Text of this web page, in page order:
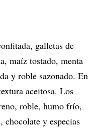
galletas de
maíz tostado, menta
y roble sazonado. En
aceitosa. Los
roble, humo frío,
chocolate y especias